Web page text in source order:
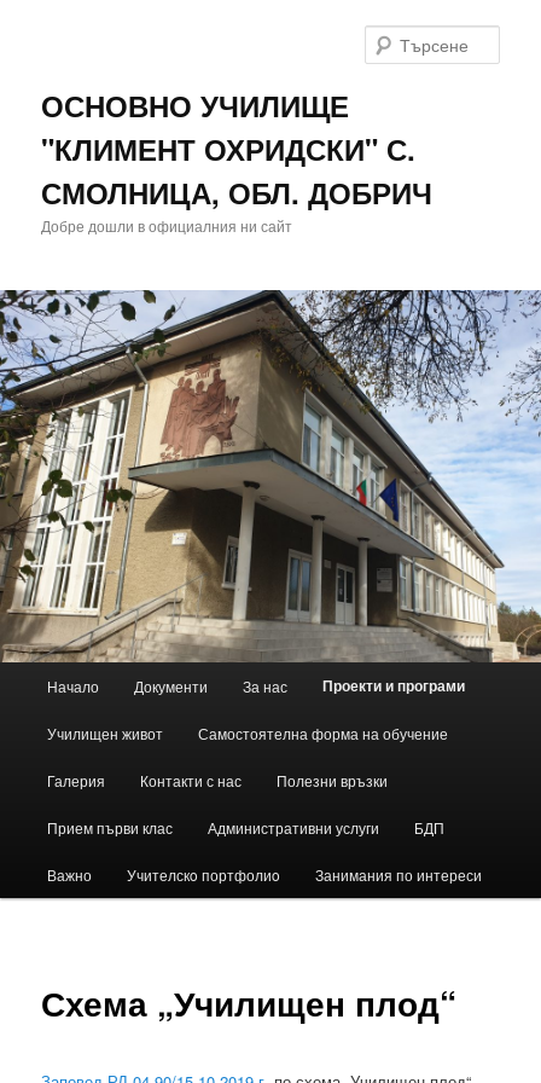
ОСНОВНО УЧИЛИЩЕ
"КЛИМЕНТ ОХРИДСКИ" С.
СМОЛНИЦА, ОБЛ. ДОБРИЧ
Добре дошли в официалния ни сайт
Към
основното
съдържание
Начало Документи За нас Проекти и програми
Училищен живот Самостоятелна форма на обучение
Галерия Контакти с нас Полезни връзки
Прием първи клас Административни услуги БДП
Важно Учителскo портфолиo Занимания по интереси
Схема „Училищен плод“